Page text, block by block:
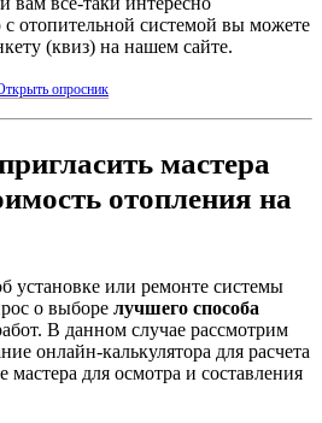
отопительной системой вы можете
(квиз) на нашем сайте.
опросник
мастера
отопления на
установке или ремонте системы
о выборе лучшего способа
В данном случае рассмотрим
онлайн-калькулятора для расчета
для осмотра и составления